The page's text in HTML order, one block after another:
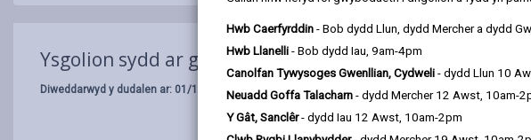
Hwb Caerfyrddin - Bob dydd Llun, dydd Mercher a dydd
Hwb Llanelli - Bob dydd Iau, 9am-4pm
Canolfan Tywysoges Gwenllian, Cydweli - dydd Llun 10
Neuadd Goffa Talacharn - dydd Mercher 12 Awst, 10am-
Y Gât, Sanclêr- dydd Iau 12 Awst, 10am-2pm
Ysgolion sydd ar gau dros dro: HMS ac Amhariadau yn y
Diweddarwyd y dudalen ar: 01/10/2024